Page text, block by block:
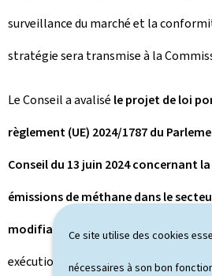
Ce site utilise des cookies
nécessaires à son bon
surveillance du marché et la
stratégie sera transmise à la
Le Conseil a avalisé le projet de loi
règlement (UE) 2024/1787 du
Conseil du 13 juin 2024 concernant
émissions de méthane dans le
modifiant le règlement (UE) 2019/942
exécution du règlement (UE) 2024/